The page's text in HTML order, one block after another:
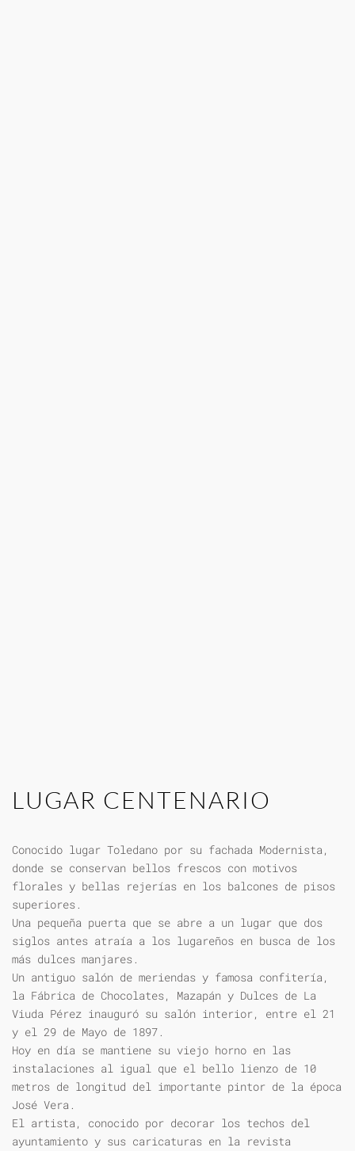
LUGAR CENTENARIO
Conocido lugar Toledano por su fachada Modernista,
donde se conservan bellos frescos con motivos
florales y bellas rejerías en los balcones de pisos
superiores.
Una pequeña puerta que se abre a un lugar que dos
siglos antes atraía a los lugareños en busca de los
más dulces manjares.
Un antiguo salón de meriendas y famosa confitería,
la Fábrica de Chocolates, Mazapán y Dulces de La
Viuda Pérez inauguró su salón interior, entre el 21
y el 29 de Mayo de 1897.
Hoy en día se mantiene su viejo horno en las
instalaciones al igual que el bello lienzo de 10
metros de longitud del importante pintor de la época
José Vera.
El artista, conocido por decorar los techos del
ayuntamiento y sus caricaturas en la revista